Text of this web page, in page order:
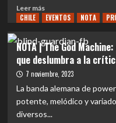
une
el
la
literatura
y
la
Leer másLeer
más
NOTA
|
Enigma:
la
banda
que
abrirá
CHILE EVENTOS NOTA
NOTA | The God
que deslumbra a la
7 noviembre, 2023
La banda alemana de
potente, melódico y
diversos...